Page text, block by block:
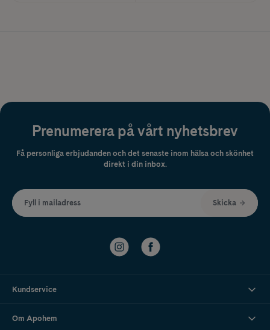
Prenumerera på vårt nyhetsbrev
Få personliga erbjudanden och det senaste inom hälsa och skönhet
direkt i din inbox.
Fyll i mailadress Skicka
Kundservice
Om Apohem